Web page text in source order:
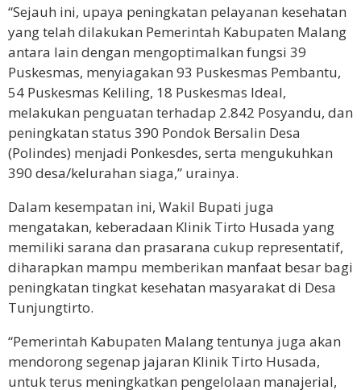
“Sejauh ini, upaya peningkatan pelayanan kesehatan
yang telah dilakukan Pemerintah Kabupaten Malang
antara lain dengan mengoptimalkan fungsi 39
Puskesmas, menyiagakan 93 Puskesmas Pembantu,
54 Puskesmas Keliling, 18 Puskesmas Ideal,
melakukan penguatan terhadap 2.842 Posyandu, dan
peningkatan status 390 Pondok Bersalin Desa
(Polindes) menjadi Ponkesdes, serta mengukuhkan
390 desa/kelurahan siaga,” urainya.
Dalam kesempatan ini, Wakil Bupati juga
mengatakan, keberadaan Klinik Tirto Husada yang
memiliki sarana dan prasarana cukup representatif,
diharapkan mampu memberikan manfaat besar bagi
peningkatan tingkat kesehatan masyarakat di Desa
Tunjungtirto.
“Pemerintah Kabupaten Malang tentunya juga akan
mendorong segenap jajaran Klinik Tirto Husada,
untuk terus meningkatkan pengelolaan manajerial,